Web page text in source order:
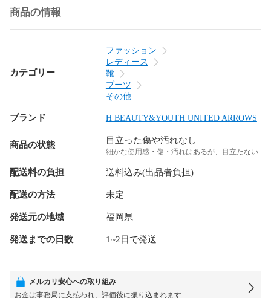
商品の情報
カテゴリー
ファッション
レディース
靴
ブーツ
その他
ブランド H BEAUTY&YOUTH UNITED ARROWS
商品の状態 目立った傷や汚れなし
細かな使用感・傷・汚れはあるが、目立たない
配送料の負担 送料込み(出品者負担)
配送の方法 未定
発送元の地域 福岡県
発送までの日数 1~2日で発送
メルカリ安心への取り組み
お金は事務局に支払われ、評価後に振り込まれます